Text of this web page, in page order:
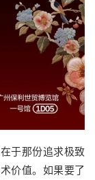
于那份追求极致
价值。如果要了